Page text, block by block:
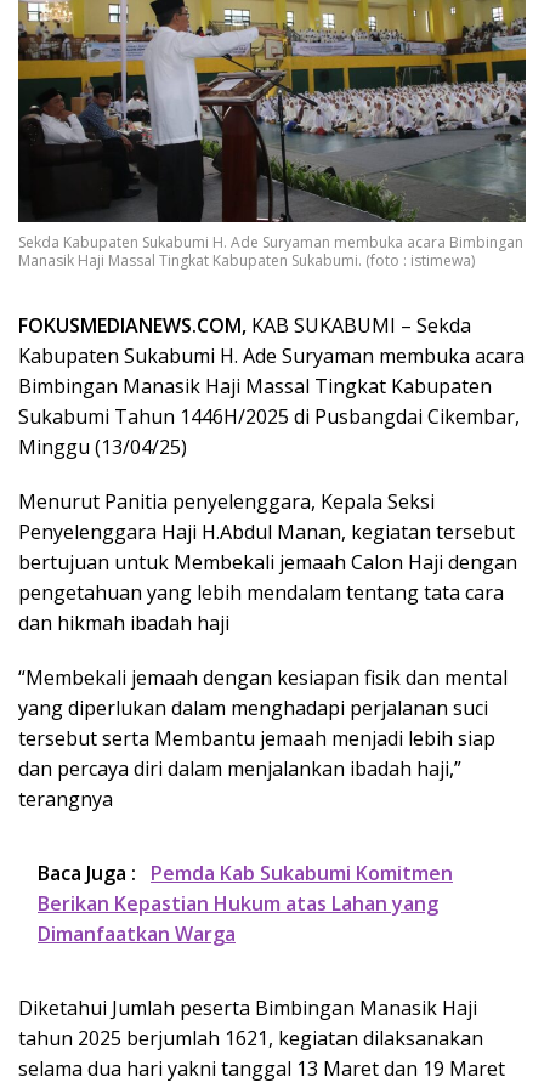
Sekda Kabupaten Sukabumi H. Ade Suryaman membuka acara Bimbingan
Manasik Haji Massal Tingkat Kabupaten Sukabumi. (foto : istimewa)
FOKUSMEDIANEWS.COM, KAB SUKABUMI – Sekda
Kabupaten Sukabumi H. Ade Suryaman membuka acara
Bimbingan Manasik Haji Massal Tingkat Kabupaten
Sukabumi Tahun 1446H/2025 di Pusbangdai Cikembar,
Minggu (13/04/25)
Menurut Panitia penyelenggara, Kepala Seksi
Penyelenggara Haji H.Abdul Manan, kegiatan tersebut
bertujuan untuk Membekali jemaah Calon Haji dengan
pengetahuan yang lebih mendalam tentang tata cara
dan hikmah ibadah haji
“Membekali jemaah dengan kesiapan fisik dan mental
yang diperlukan dalam menghadapi perjalanan suci
tersebut serta Membantu jemaah menjadi lebih siap
dan percaya diri dalam menjalankan ibadah haji,”
terangnya
Baca Juga :
Pemda Kab Sukabumi Komitmen
Berikan Kepastian Hukum atas Lahan yang
Dimanfaatkan Warga
Diketahui Jumlah peserta Bimbingan Manasik Haji
tahun 2025 berjumlah 1621, kegiatan dilaksanakan
selama dua hari yakni tanggal 13 Maret dan 19 Maret